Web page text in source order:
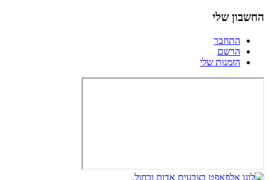
החשבון שלי
התחבר
הרשם
הזמנות שלי